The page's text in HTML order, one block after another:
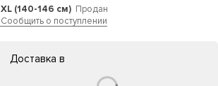
XL (140-146 см) Продан
Сообщить о поступлении
Доставка в